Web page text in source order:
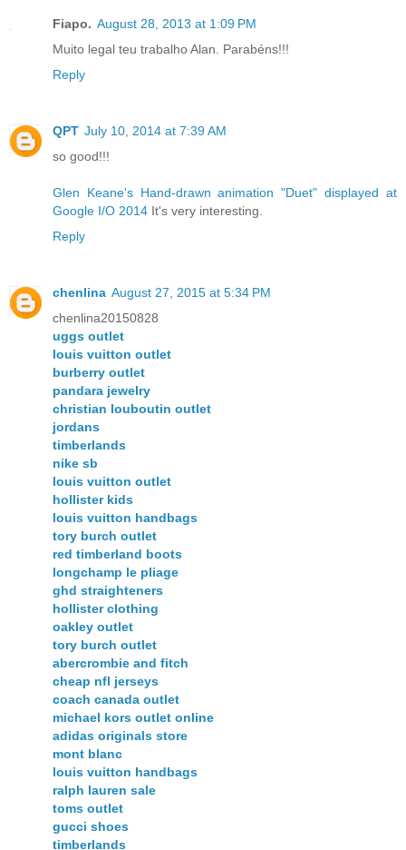
Fiapo. August 28, 2013 at 1:09 PM
Muito legal teu trabalho Alan. Parabéns!!!
Reply
QPT July 10, 2014 at 7:39 AM
so good!!!
Glen Keane's Hand-drawn animation "Duet" displayed at
Google I/O 2014 It's very interesting.
Reply
chenlina August 27, 2015 at 5:34 PM
chenlina20150828
uggs outlet
louis vuitton outlet
burberry outlet
pandara jewelry
christian louboutin outlet
jordans
timberlands
nike sb
louis vuitton outlet
hollister kids
louis vuitton handbags
tory burch outlet
red timberland boots
longchamp le pliage
ghd straighteners
hollister clothing
oakley outlet
tory burch outlet
abercrombie and fitch
cheap nfl jerseys
coach canada outlet
michael kors outlet online
adidas originals store
mont blanc
louis vuitton handbags
ralph lauren sale
toms outlet
gucci shoes
timberlands